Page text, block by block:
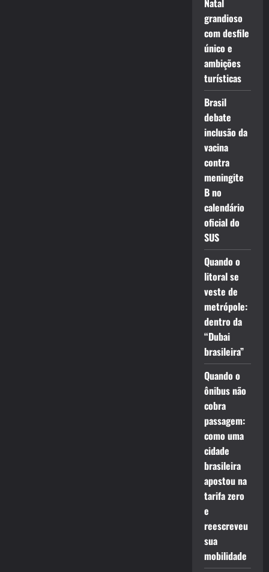
Natal
grandioso
com desfile
único e
ambições
turísticas
Brasil
debate
inclusão da
vacina
contra
meningite
B no
calendário
oficial do
SUS
Quando o
litoral se
veste de
metrópole:
dentro da
“Dubai
brasileira”
Quando o
ônibus não
cobra
passagem:
como uma
cidade
brasileira
apostou na
tarifa zero
e
reescreveu
sua
mobilidade